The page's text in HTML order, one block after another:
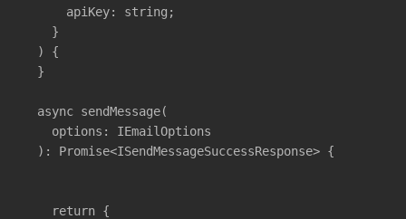
      apiKey: string;
    }
  ) {
  }
  async sendMessage(
    options: IEmailOptions
  ): Promise<ISendMessageSuccessResponse> {
    return {